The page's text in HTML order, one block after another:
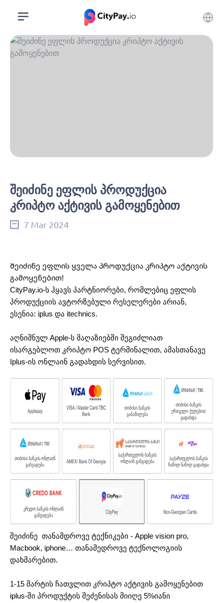
Შეიძინე Ეფლის Პროდუქცია
Კრიპტო Აქტივის Გამოყენებით
7 Mar 2024
Შეიძინე ეფლის ყველა პროდუქცია კრიპტო აქტივის
გამოყენებით!
CityPay.io-ს ჰყავს პარტნიორები, რომლებიც ეფლის
პროდუქციის ავტორზებული რესელერები არიან,
ესენია: iplus და itechnics.
აღნიშნულ Apple-ს მაღაზიებში შეგიძლიათ
ისარგებლოთ კრიპტო POS ტერმინალით, ამასთანავე
Iplus-ის ონლაინ გადახდის სერვისით.
შეიძინე თანამდროვე ტექნიკები - Apple vision pro,
Macbook, iphone… თანამედროვე ტექნოლოგიის
დახმარებით.
1-15 მარტის ჩათვლით კრიპტო აქტივის გამოყენებით
iplus-ში პროდუქტის შეძენისას მიიღე 5%იანი